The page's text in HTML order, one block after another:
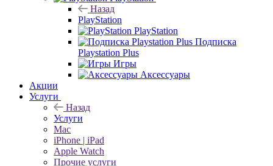
Назад
PlayStation
PlayStation
Подписка
Playstation Plus
Игры
Аксессуары
Акции
Услуги
Назад
Услуги
Mac
iPhone | iPad
Apple Watch
Прочие услуги